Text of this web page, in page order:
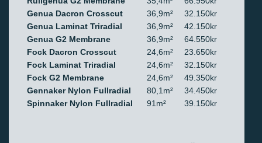
Genua Dacron Crosscut
36,9m²
32.150kr
Genua Laminat Triradial
36,9m²
42.150kr
Genua G2 Membrane
36,9m²
64.550kr
Fock Dacron Crosscut
24,6m²
23.650kr
Fock Laminat Triradial
24,6m²
32.150kr
Fock G2 Membrane
24,6m²
49.350kr
Gennaker Nylon Fullradial
80,1m²
34.450kr
Spinnaker Nylon Fullradial
91m² 39.150kr